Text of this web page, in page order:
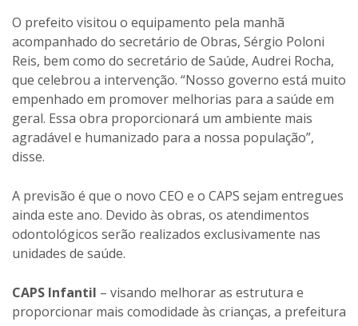
O prefeito visitou o equipamento pela manhã
acompanhado do secretário de Obras, Sérgio Poloni
Reis, bem como do secretário de Saúde, Audrei Rocha,
que celebrou a intervenção. “Nosso governo está muito
empenhado em promover melhorias para a saúde em
geral. Essa obra proporcionará um ambiente mais
agradável e humanizado para a nossa população”,
disse.
A previsão é que o novo CEO e o CAPS sejam entregues
ainda este ano. Devido às obras, os atendimentos
odontológicos serão realizados exclusivamente nas
unidades de saúde.
CAPS Infantil – visando melhorar as estrutura e
proporcionar mais comodidade às crianças, a prefeitura